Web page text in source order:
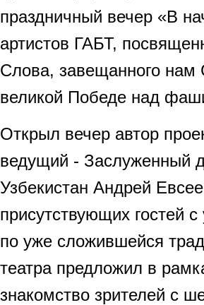
праздничный вечер «В
артистов ГАБТ,
Слова, завещанного
великой Победе над
Открыл вечер автор
ведущий - Заслуженный
Узбекистан Андрей
присутствующих гостей
по уже сложившейся
театра предложил в
знакомство зрителей с